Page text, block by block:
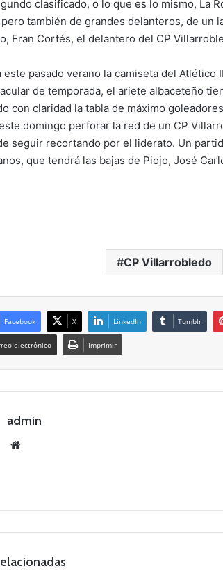
clasificado, o lo que es lo mismo, La
también de grandes delanteros, de un
Fran Cortés, el delantero del CP
este pasado verano la camiseta del Atlético
de temporada, el ariete albaceteño
con claridad la tabla de máximo
domingo perforar la red de un CP
seguir recortando por el liderato. Un
que tendrá las bajas de Piojo, José
CP Villarrobledo
Facebook X LinkedIn Tumblr
electrónico Imprimir
admin